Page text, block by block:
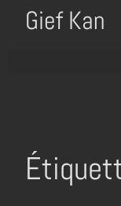
Gief Kan